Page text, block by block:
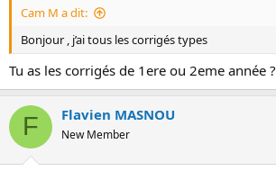
Cam M a dit:
Bonjour , j’ai tous les corrigés types
Tu as les corrigés de 1ere ou 2eme année ?
F Flavien MASNOU
New Member